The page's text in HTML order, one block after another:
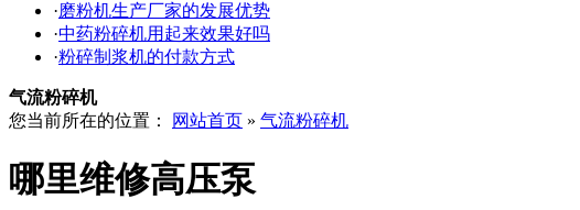
·磨粉机生产厂家的发展优势
·中药粉碎机用起来效果好吗
·粉碎制浆机的付款方式
气流粉碎机
您当前所在的位置：
网站首页 » 气流粉碎机
哪里维修高压泵